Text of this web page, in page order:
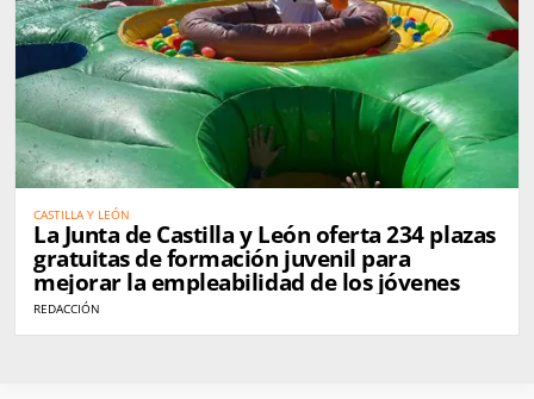
CASTILLA Y LEÓN
La Junta de Castilla y León oferta 234 plazas
gratuitas de formación juvenil para
mejorar la empleabilidad de los jóvenes
REDACCIÓN